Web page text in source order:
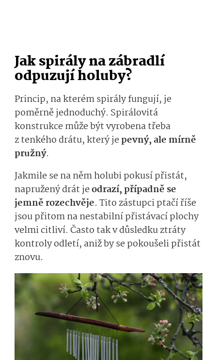
Jak spirály na zábradlí
odpuzují holuby?
Princip, na kterém spirály fungují, je
poměrně jednoduchý. Spirálovitá
konstrukce může být vyrobena třeba
z tenkého drátu, který jepevný, ale mírně
pružný.
Jakmile se na něm holubi pokusí přistát,
napružený drát jeodrazí, případně se
jemně rozechvěje. Tito zástupci ptačí říše
jsou přitom na nestabilní přistávací plochy
velmi citliví. Často tak v důsledku ztráty
kontroly odletí, aniž by se pokoušeli přistát
znovu.